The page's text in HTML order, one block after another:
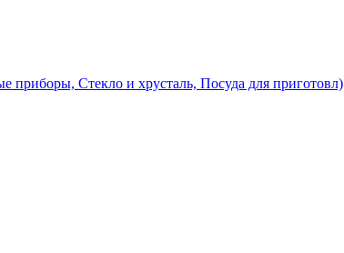
приборы, Стекло и хрусталь, Посуда для приготовл)